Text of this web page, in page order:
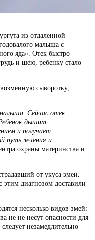
из отдаленной
малыша с
яда». Отек быстро
и шею, ребенку стало
сыворотку,
Сейчас отек
дышит
и получает
путь лечения и
охраны материнства и
от укуса змеи.
этим диагнозом доставили
несколько видов змей:
не не несут опасности для
незамедлительно